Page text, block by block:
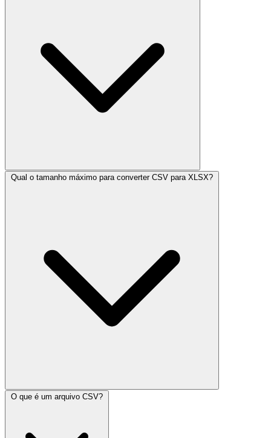
Qual o tamanho máximo para converter CSV para XLSX?
O que é um arquivo CSV?